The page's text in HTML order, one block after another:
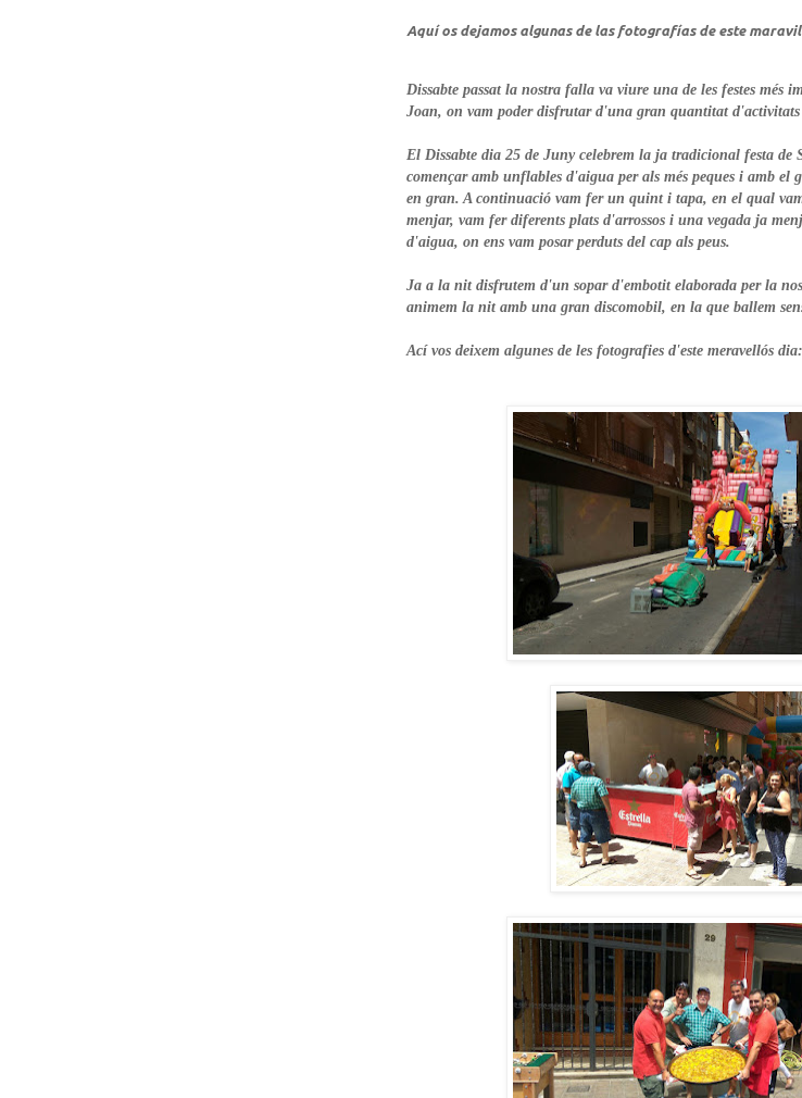
Aquí os dejamos algunas de las fotografías de este
Dissabte passat la nostra falla va viure una de les festes més
Joan, on vam poder disfrutar d'una gran quantitat
El Dissabte dia 25 de Juny celebrem la ja tradicional festa
començar amb unflables d'aigua per als més peques i amb el
en gran. A continuació vam fer un quint i tapa, en el qual
menjar, vam fer diferents plats d'arrossos i una vegada ja
d'aigua, on ens vam posar perduts del cap als peus.
Ja a la nit disfrutem d'un sopar d'embotit elaborada per la
animem la nit amb una gran discomobil, en la que ballem
Ací vos deixem algunes de les fotografies d'este meravellós dia: